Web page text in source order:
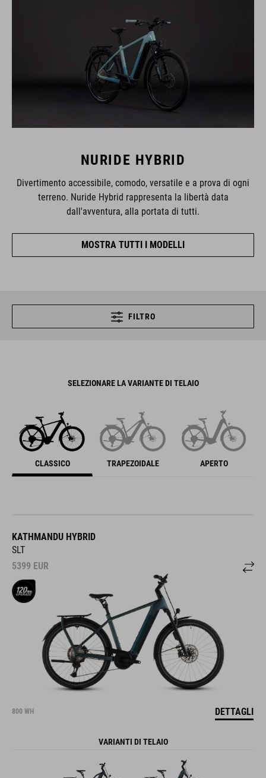
NURIDE HYBRID
Divertimento accessibile, comodo, versatile e a prova di ogni
terreno. Nuride Hybrid rappresenta la libertà data
dall'avventura, alla portata di tutti.
MOSTRA TUTTI I MODELLI
FILTRO
SELEZIONARE LA VARIANTE DI TELAIO
CLASSICO TRAPEZOIDALE APERTO
KATHMANDU HYBRID
SLT
5399 EUR
800 WH DETTAGLI
VARIANTI DI TELAIO